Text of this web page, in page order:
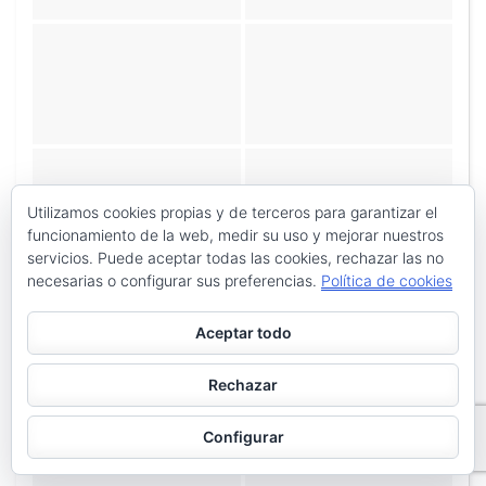
Utilizamos cookies propias y de terceros para garantizar el
funcionamiento de la web, medir su uso y mejorar nuestros
servicios. Puede aceptar todas las cookies, rechazar las no
necesarias o configurar sus preferencias. Política de cookies
Aceptar todo
Rechazar
Configurar